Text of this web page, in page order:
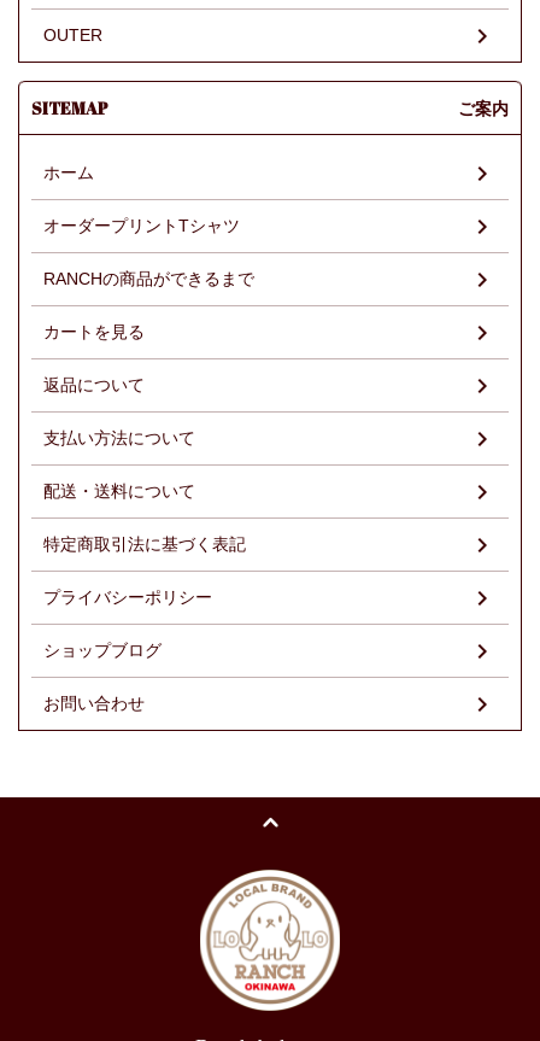
OUTER
SITEMAP ご案内
ホーム
オーダープリントTシャツ
RANCHの商品ができるまで
カートを見る
返品について
支払い方法について
配送・送料について
特定商取引法に基づく表記
プライバシーポリシー
ショップブログ
お問い合わせ